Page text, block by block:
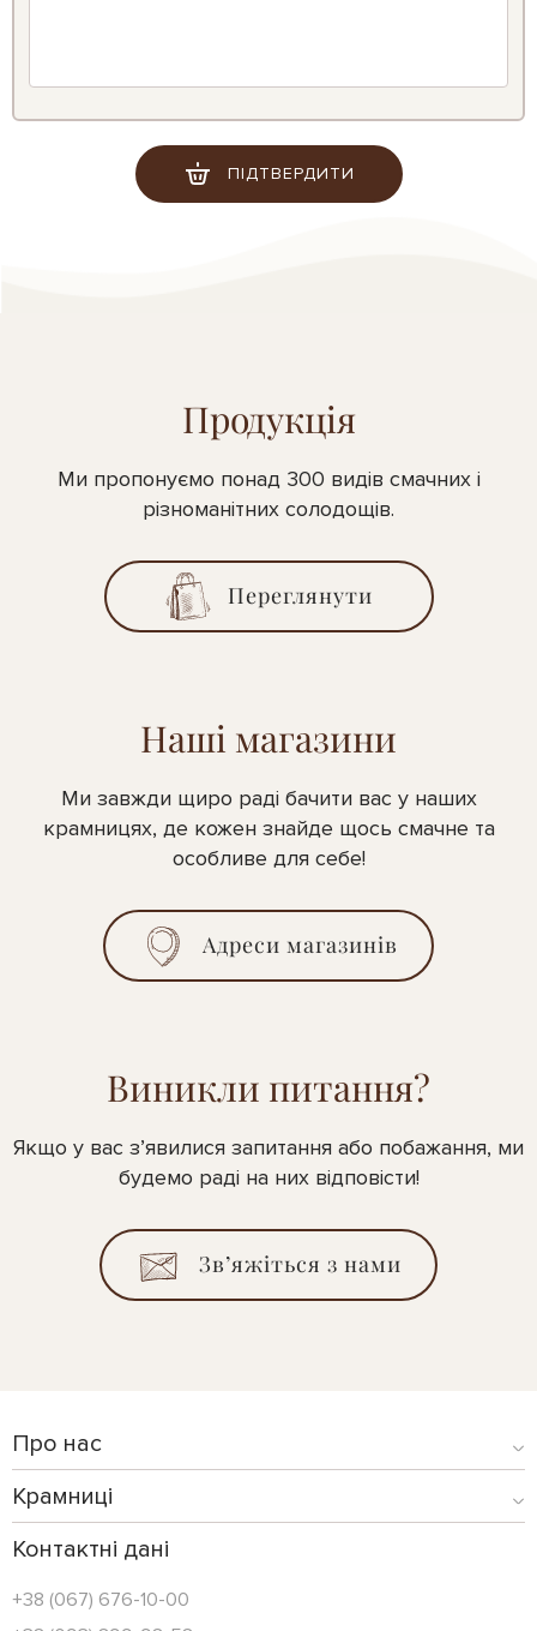
ПІДТВЕРДИТИ
Продукція
Ми пропонуємо понад 300 видів смачних і
різноманітних солодощів.
Переглянути
Наші магазини
Ми завжди щиро раді бачити вас у наших
крамницях, де кожен знайде щось смачне та
особливе для себе!
Адреси магазинів
Виникли питання?
Якщо у вас з’явилися запитання або побажання, ми
будемо раді на них відповісти!
Зв’яжіться з нами
Про нас
Крамниці
Контактні дані
+38 (067) 676-10-00